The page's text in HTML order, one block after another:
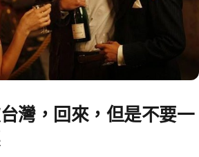
灣，回來，但是不要一